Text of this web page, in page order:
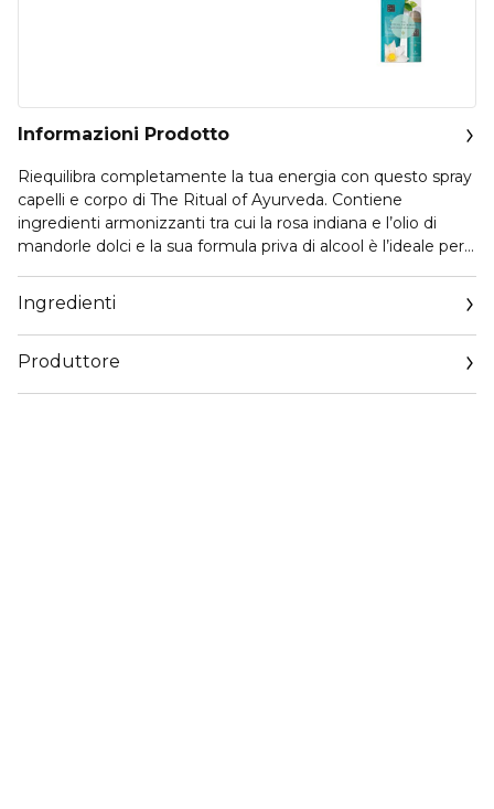
Informazioni Prodotto
Riequilibra completamente la tua energia con questo spray
capelli e corpo di The Ritual of Ayurveda. Contiene
ingredienti armonizzanti tra cui la rosa indiana e l’olio di
mandorle dolci e la sua formula priva di alcool è l’ideale per
Ingredienti
Produttore